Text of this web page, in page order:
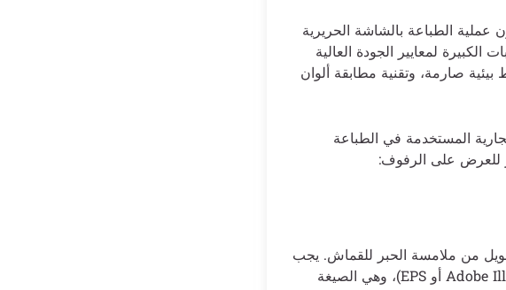
الطباعة بالشاشة الحريرية
لمعايير الجودة العالية
صارمة، وتقنية مطابقة ألوان
الشاشة التجارية المستخدمة في الطباعة
للعرض على الرفوف:
من ملامسة الحبر للقماش. يجب
تقديم تصميمك الفني بصيغة متجهة عالية الدقة (مثل ملفات Adobe Illustrator أو EPS)، وهي الصيغة